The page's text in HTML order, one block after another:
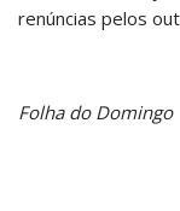
renúncias pelos
Folha do Domingo